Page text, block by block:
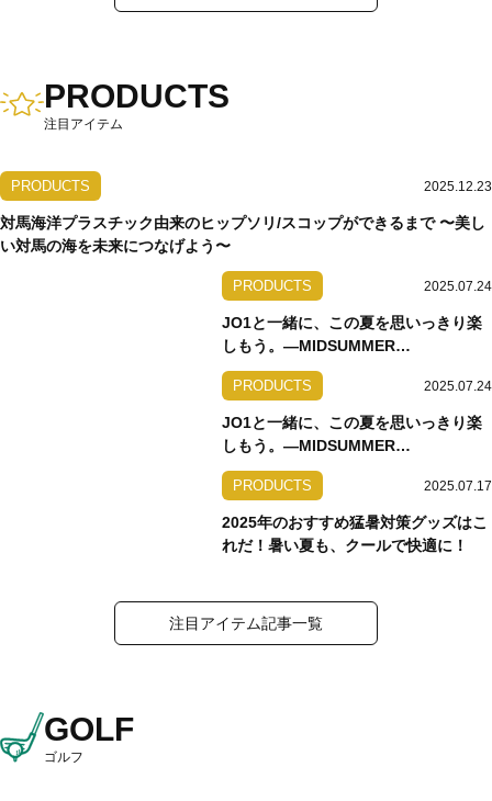
PRODUCTS
注目アイテム
PRODUCTS 2025.12.23
対馬海洋プラスチック由来のヒップソリ/スコップができるまで 〜美し
い対馬の海を未来につなげよう〜
PRODUCTS 2025.07.24
JO1と一緒に、この夏を思いっきり楽
しもう。―MIDSUMMER
COLLECTION【前編】
PRODUCTS 2025.07.24
JO1と一緒に、この夏を思いっきり楽
しもう。―MIDSUMMER
COLLECTION【後編】
PRODUCTS 2025.07.17
2025年のおすすめ猛暑対策グッズはこ
れだ！暑い夏も、クールで快適に！
注目アイテム記事一覧
GOLF
ゴルフ